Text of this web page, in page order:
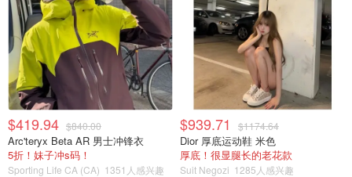
$419.94 $840.00
Arc'teryx Beta AR 男士冲锋衣
5折！妹子冲s码！
Sporting Life CA (CA) 1351人感兴趣
$939.71 $1174.64
Dior 厚底运动鞋 米色
厚底！很显腿长的老花款
Suit Negozi 1285人感兴趣